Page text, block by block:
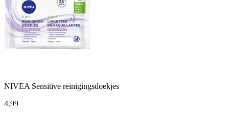
NIVEA Sensitive reinigingsdoekjes
4.99